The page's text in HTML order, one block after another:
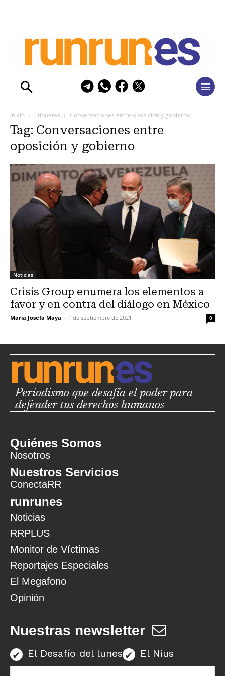
Inicio Etiquetas Conversaciones entre oposición y gobierno
Tag: Conversaciones entre
oposición y gobierno
Noticias
Crisis Group enumera los elementos a
favor y en contra del diálogo en México
Maria Josefa Maya - 1 de septiembre de 2021 0
Periodismo que desafía el poder para
defender tus derechos humanos
Quiénes Somos
Nosotros
Nuestros Servicios
ConectaRR
runrunes
Noticias
RRPLUS
Monitor de Víctimas
Reportajes Especiales
El Megafono
Opinión
Nuestras newsletter
El Desafío del lunes El Nius